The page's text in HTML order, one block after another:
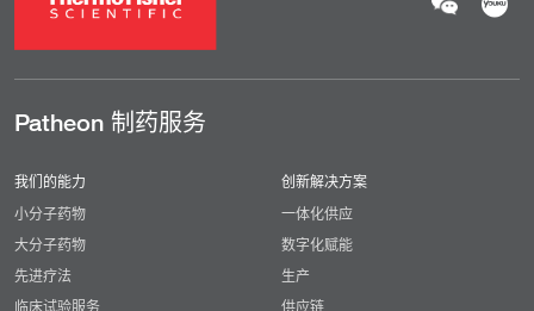
Patheon 制药服务
我们的能力
小分子药物
大分子药物
先进疗法
临床试验服务
创新解决方案
一体化供应
数字化赋能
生产
供应链